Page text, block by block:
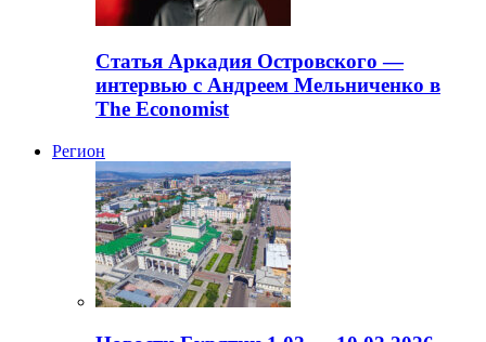
Статья Аркадия Островского —
интервью с Андреем Мельниченко в
The Economist
Регион